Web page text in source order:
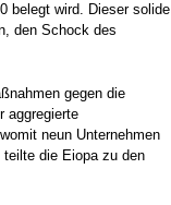
belegt wird. Dieser solide
den Schock des
gegen die
aggregierte
neun Unternehmen
die Eiopa zu den